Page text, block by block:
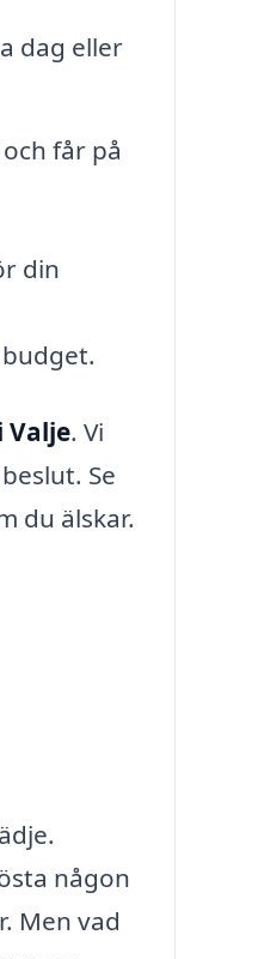
dag eller
får på
din
Valje. Vi
Se
du älskar.
någon
Men vad